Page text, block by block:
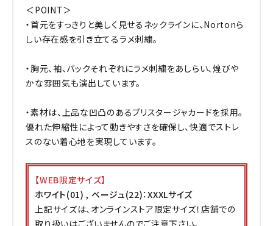
＜POINT＞
・首元をすっきりと美しく見せるネックラインに、Nortonら
しい存在感を引き立てるラメ刺繍。
・胸元、袖、バックそれぞれにラメ刺繍をあしらい、煌びや
かな雰囲気も演出しています。
・素材は、上品な凹凸のあるブリスタージャカードを採用。
優れた伸縮性によって動きやすさを確保し、快適でストレ
スのない着心地を実現しています。
【WEB限定サイズ】
ホワイト(01) , ベージュ(22)：XXXLサイズ
上記サイズは、オンラインストア限定サイズ！店舗での